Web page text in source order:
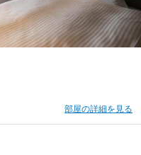
部屋の詳細を見る